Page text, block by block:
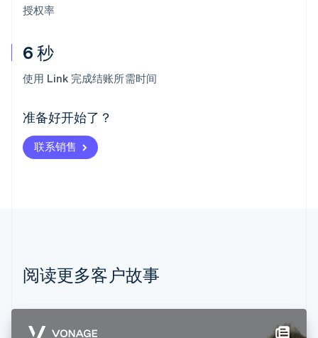
授权率
6 秒
使用 Link 完成结账所需时间
准备好开始了？
联系销售
阅读更多客户故事
阿联酋
爱尔兰
爱沙尼亚
English
奥地利
Deutsch English
Nederlands Français Deutsch
波兰
丹麦
English